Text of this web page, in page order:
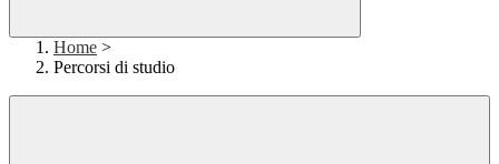
Home >
Percorsi di studio